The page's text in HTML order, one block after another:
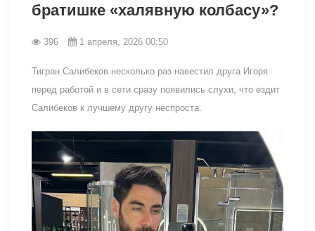
братишке «халявную колбасу»?
396 1 апреля, 2026 00:50
Тигран Салибеков несколько раз навестил друга Игоря
перед работой и в сети сразу появились слухи, что ездит
Салибеков к лучшему другу неспроста.